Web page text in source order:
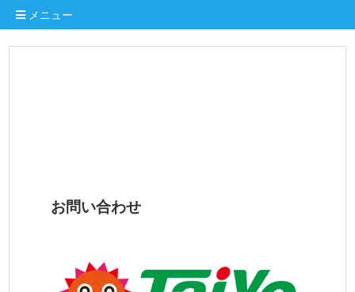
メニュー
お問い合わせ